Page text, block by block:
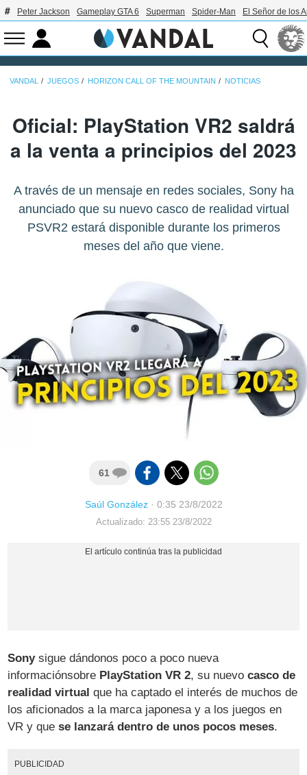
Peter Jackson Gameplay GTA 6 Superman Spider-Man El Señor de los
VANDAL JUEGOS HORIZON CALL OF THE MOUNTAIN NOTICIAS
Oficial: PlayStation VR2 saldrá
a la venta a principios del 2023
A través de un mensaje en redes sociales, Sony ha
anunciado que su nuevo casco de realidad virtual
PSVR2 estará disponible durante los primeros
meses del año que viene.
61
Saúl González· 0:35 23/8/2022
Actualizado: 23:55 23/8/2022
Sonysigue dándonos poco a poco nueva
informaciónsobre PlayStation VR 2, su nuevocasco de
realidad virtual que ha captado el interés de muchos de
los aficionados a la marca japonesa y a los juegos en
VR y quese lanzará dentro de unos pocos meses.
PUBLICIDAD